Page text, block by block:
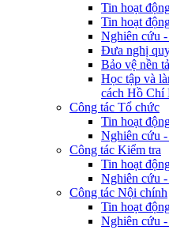
Tin hoạt
Tin hoạt
Nghiên cứu
Đưa nghị
Bảo vệ nền
Học tập và
cách Hồ Chí
Công tác Tổ chức
Tin hoạt
Nghiên cứu
Công tác Kiểm tra
Tin hoạt
Nghiên cứu
Công tác Nội chính
Tin hoạt
Nghiên cứu